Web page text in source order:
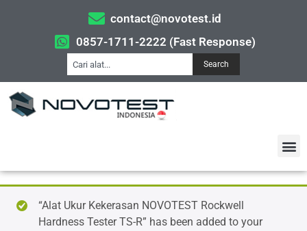
contact@novotest.id
0857-1711-2222 (Fast Response)
Search
“Alat Ukur Kekerasan NOVOTEST Rockwell
Hardness Tester TS-R” has been added to your